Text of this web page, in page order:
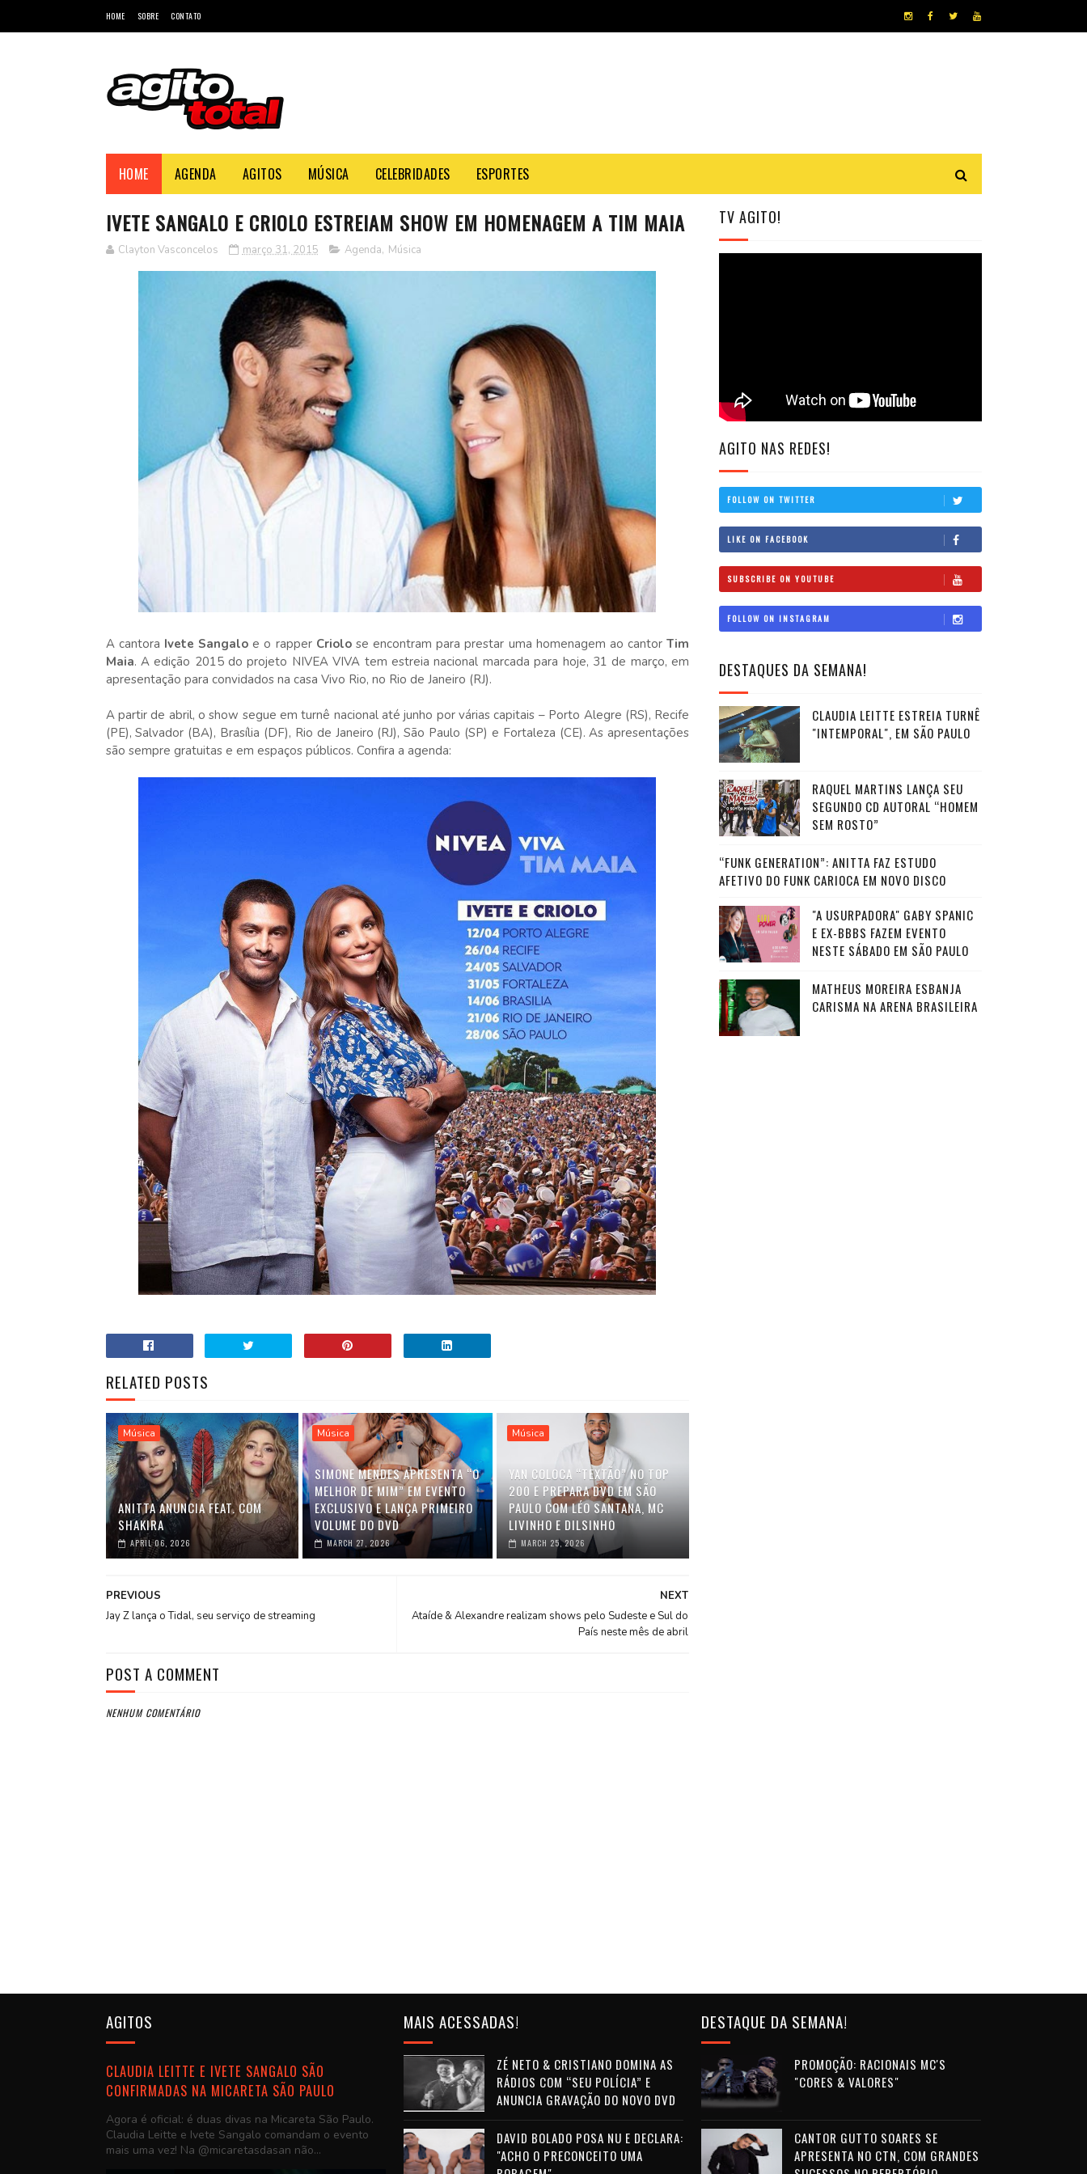
HOME SOBRE CONTATO
HOME AGENDA AGITOS MÚSICA CELEBRIDADES ESPORTES
IVETE SANGALO E CRIOLO ESTREIAM SHOW EM HOMENAGEM A TIM MAIA
Clayton Vasconcelos março 31, 2015 Agenda, Música
A cantora Ivete Sangalo e o rapper Criolose encontram para prestar uma homenagem ao cantorTim
Maia. A edição 2015 do projeto NIVEA VIVA tem estreia nacional marcada para hoje, 31 de março, em
apresentação para convidados na casa Vivo Rio, no Rio de Janeiro (RJ).
A partir de abril, o show segue em turnê nacional até junho por várias capitais – Porto Alegre (RS), Recife
(PE), Salvador (BA), Brasília (DF), Rio de Janeiro (RJ), São Paulo (SP) e Fortaleza (CE). As apresentações
são sempre gratuitas e em espaços públicos. Confira a agenda:
RELATED POSTS
Música
ANITTA ANUNCIA FEAT. COM
SHAKIRA
APRIL 06, 2026
Música
SIMONE MENDES APRESENTA “O
MELHOR DE MIM” EM EVENTO
EXCLUSIVO E LANÇA PRIMEIRO
VOLUME DO DVD
MARCH 27, 2026
Música
YAN COLOCA “TEXTÃO” NO TOP
200 E PREPARA DVD EM SÃO
PAULO COM LÉO SANTANA, MC
LIVINHO E DILSINHO
MARCH 25, 2026
NEXT
Ataíde & Alexandre realizam shows pelo Sudeste e Sul do
País neste mês de abril
PREVIOUS
Jay Z lança o Tidal, seu serviço de streaming
POST A COMMENT
NENHUM COMENTÁRIO
TV AGITO!
AGITO NAS REDES!
FOLLOW ON TWITTER
LIKE ON FACEBOOK
SUBSCRIBE ON YOUTUBE
FOLLOW ON INSTAGRAM
DESTAQUES DA SEMANA!
CLAUDIA LEITTE ESTREIA TURNÊ
"INTEMPORAL", EM SÃO PAULO
RAQUEL MARTINS LANÇA SEU
SEGUNDO CD AUTORAL “HOMEM
SEM ROSTO”
“FUNK GENERATION”: ANITTA FAZ ESTUDO
AFETIVO DO FUNK CARIOCA EM NOVO DISCO
"A USURPADORA" GABY SPANIC
E EX-BBBS FAZEM EVENTO
NESTE SÁBADO EM SÃO PAULO
MATHEUS MOREIRA ESBANJA
CARISMA NA ARENA BRASILEIRA
AGITOS
CLAUDIA LEITTE E IVETE SANGALO SÃO
CONFIRMADAS NA MICARETA SÃO PAULO
Agora é oficial: é duas divas na Micareta São Paulo.
Claudia Leitte e Ivete Sangalo comandam o evento
mais uma vez! Na @micaretasdasan não...
MAIS ACESSADAS!
ZÉ NETO & CRISTIANO DOMINA AS
RÁDIOS COM “SEU POLÍCIA” E
ANUNCIA GRAVAÇÃO DO NOVO DVD
DAVID BOLADO POSA NU E DECLARA:
"ACHO O PRECONCEITO UMA
DESTAQUE DA SEMANA!
PROMOÇÃO: RACIONAIS MC'S
"CORES & VALORES"
CANTOR GUTTO SOARES SE
APRESENTA NO CTN, COM GRANDES